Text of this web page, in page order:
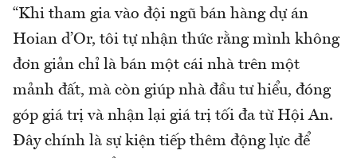
“Khi tham gia vào đội ngũ bán hàng dự án
Hoian d’Or, tôi tự nhận thức rằng mình không
đơn giản chỉ là bán một cái nhà trên một
mảnh đất, mà còn giúp nhà đầu tư hiểu, đóng
góp giá trị và nhận lại giá trị tối đa từ Hội An.
Đây chính là sự kiện tiếp thêm động lực để